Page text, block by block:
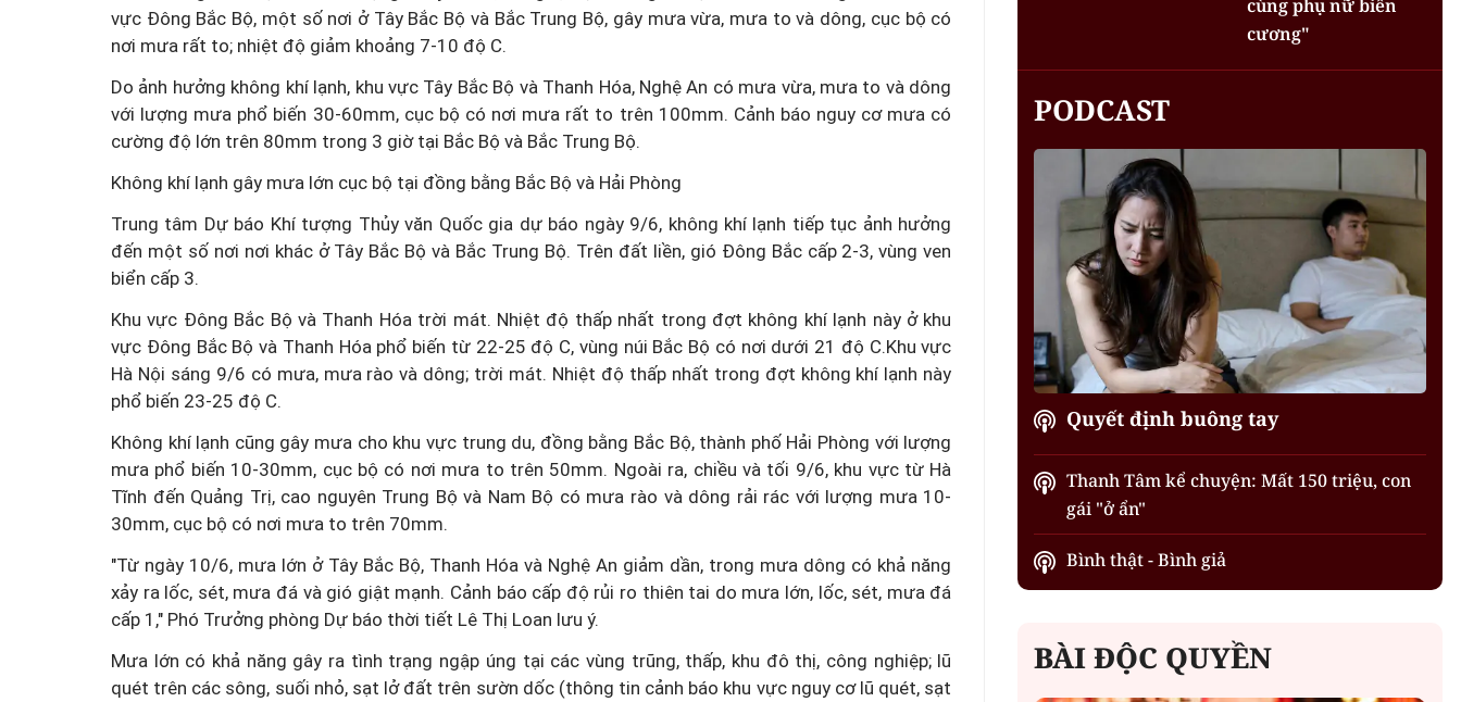
vực Đông Bắc Bộ, một số nơi ở Tây Bắc Bộ và Bắc Trung Bộ, gây mưa vừa, mưa to và dông, cục bộ có
nơi mưa rất to; nhiệt độ giảm khoảng 7-10 độ C.
Do ảnh hưởng không khí lạnh, khu vực Tây Bắc Bộ và Thanh Hóa, Nghệ An có mưa vừa, mưa to và dông
với lượng mưa phổ biến 30-60mm, cục bộ có nơi mưa rất to trên 100mm. Cảnh báo nguy cơ mưa có
cường độ lớn trên 80mm trong 3 giờ tại Bắc Bộ và Bắc Trung Bộ.
Không khí lạnh gây mưa lớn cục bộ tại đồng bằng Bắc Bộ và Hải Phòng
Trung tâm Dự báo Khí tượng Thủy văn Quốc gia dự báo ngày 9/6, không khí lạnh tiếp tục ảnh hưởng
đến một số nơi nơi khác ở Tây Bắc Bộ và Bắc Trung Bộ. Trên đất liền, gió Đông Bắc cấp 2-3, vùng ven
biển cấp 3.
Khu vực Đông Bắc Bộ và Thanh Hóa trời mát. Nhiệt độ thấp nhất trong đợt không khí lạnh này ở khu
vực Đông Bắc Bộ và Thanh Hóa phổ biến từ 22-25 độ C, vùng núi Bắc Bộ có nơi dưới 21 độ C.Khu vực
Hà Nội sáng 9/6 có mưa, mưa rào và dông; trời mát. Nhiệt độ thấp nhất trong đợt không khí lạnh này
phổ biến 23-25 độ C.
Không khí lạnh cũng gây mưa cho khu vực trung du, đồng bằng Bắc Bộ, thành phố Hải Phòng với lượng
mưa phổ biến 10-30mm, cục bộ có nơi mưa to trên 50mm. Ngoài ra, chiều và tối 9/6, khu vực từ Hà
Tĩnh đến Quảng Trị, cao nguyên Trung Bộ và Nam Bộ có mưa rào và dông rải rác với lượng mưa 10-
30mm, cục bộ có nơi mưa to trên 70mm.
"Từ ngày 10/6, mưa lớn ở Tây Bắc Bộ, Thanh Hóa và Nghệ An giảm dần, trong mưa dông có khả năng
xảy ra lốc, sét, mưa đá và gió giật mạnh. Cảnh báo cấp độ rủi ro thiên tai do mưa lớn, lốc, sét, mưa đá
cấp 1," Phó Trưởng phòng Dự báo thời tiết Lê Thị Loan lưu ý.
Mưa lớn có khả năng gây ra tình trạng ngập úng tại các vùng trũng, thấp, khu đô thị, công nghiệp; lũ
quét trên các sông, suối nhỏ, sạt lở đất trên sườn dốc (thông tin cảnh báo khu vực nguy cơ lũ quét, sạt
cùng phụ nữ biên
cương"
PODCAST
Quyết định buông tay
Thanh Tâm kể chuyện: Mất 150 triệu, con
gái "ở ẩn"
Bình thật - Bình giả
BÀI ĐỘC QUYỀN